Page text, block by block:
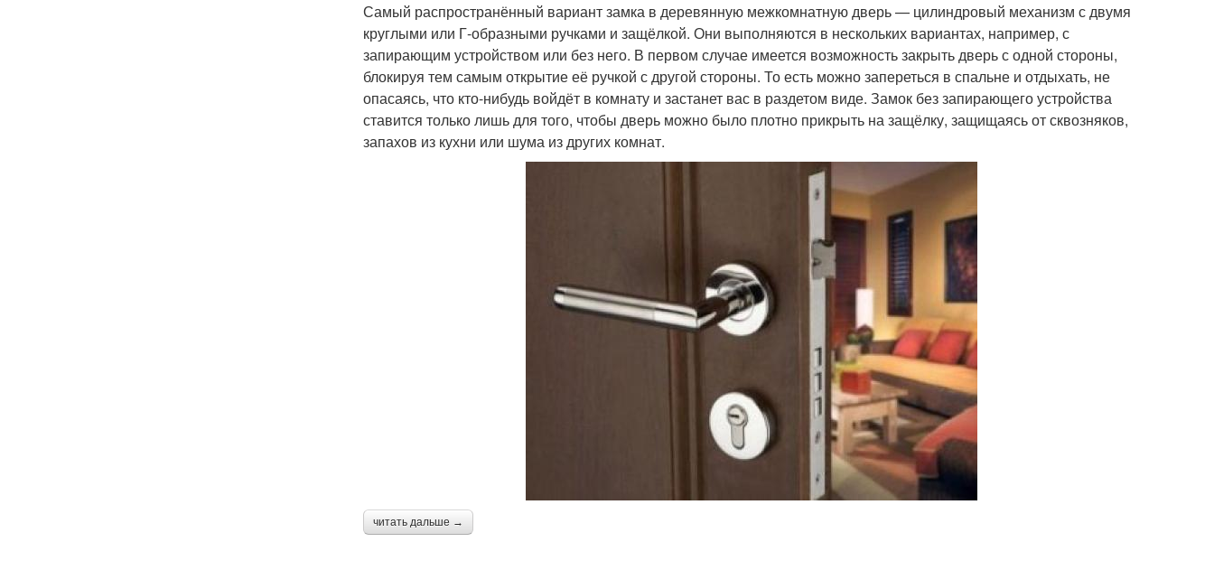
Самый распространённый вариант замка в деревянную межкомнатную дверь — цилиндровый механизм с двумя
круглыми или Г-образными ручками и защёлкой. Они выполняются в нескольких вариантах, например, с
запирающим устройством или без него. В первом случае имеется возможность закрыть дверь с одной стороны,
блокируя тем самым открытие её ручкой с другой стороны. То есть можно запереться в спальне и отдыхать, не
опасаясь, что кто-нибудь войдёт в комнату и застанет вас в раздетом виде. Замок без запирающего устройства
ставится только лишь для того, чтобы дверь можно было плотно прикрыть на защёлку, защищаясь от сквозняков,
запахов из кухни или шума из других комнат.
читать дальше →